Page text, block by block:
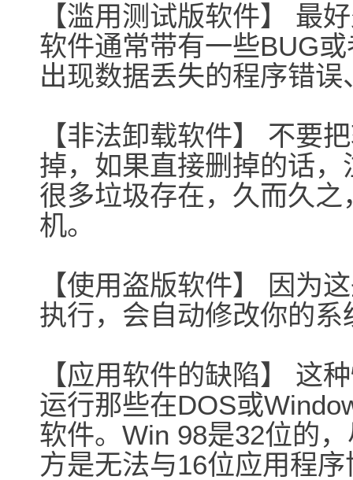
【滥用测试版软件】 最
软件通常带有一些BUG
出现数据丢失的程序错
【非法卸载软件】 不要
掉，如果直接删掉的话
很多垃圾存在，久而久
机。
【使用盗版软件】 因为
执行，会自动修改你的
【应用软件的缺陷】 这
运行那些在DOS或
软件。Win 98是32位的
方是无法与16位应用程